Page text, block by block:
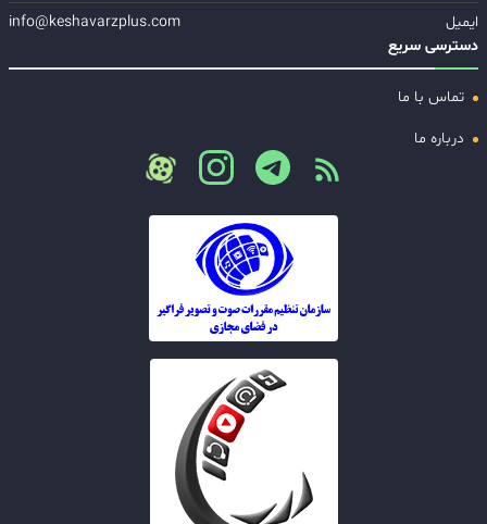
ایمیل
info@keshavarzplus.com
دسترسی سریع
تماس با ما
درباره ما